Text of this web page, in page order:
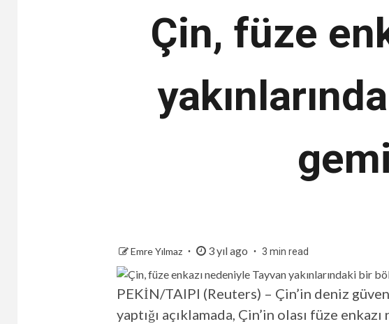
Çin, füze
Emre Yılmaz 3 yıl ago 3 min read
PEKİN/TAIPI (Reuters) – Çin’in deniz
yaptığı açıklamada, Çin’in olası füze